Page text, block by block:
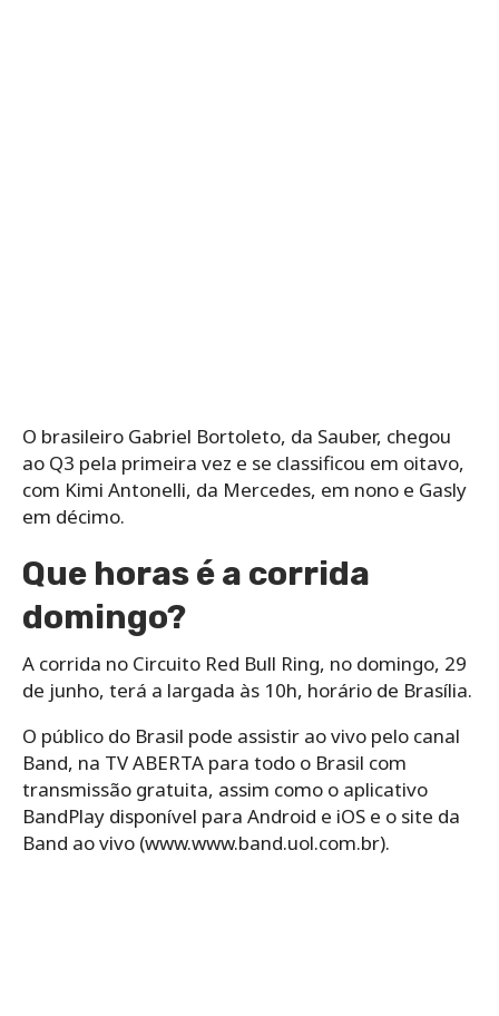
O brasileiro Gabriel Bortoleto, da Sauber, chegou
ao Q3 pela primeira vez e se classificou em oitavo,
com Kimi Antonelli, da Mercedes, em nono e Gasly
em décimo.
Que horas é a corrida
domingo?
A corrida no Circuito Red Bull Ring, no domingo, 29
de junho, terá a largada às 10h, horário de Brasília.
O público do Brasil pode assistir ao vivo pelo canal
Band, na TV ABERTA para todo o Brasil com
transmissão gratuita, assim como o aplicativo
BandPlay disponível para Android e iOS e o site da
Band ao vivo (www.www.band.uol.com.br).